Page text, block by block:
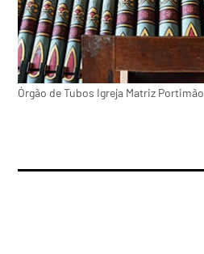
Órgão de Tubos Igreja Matriz Portimão